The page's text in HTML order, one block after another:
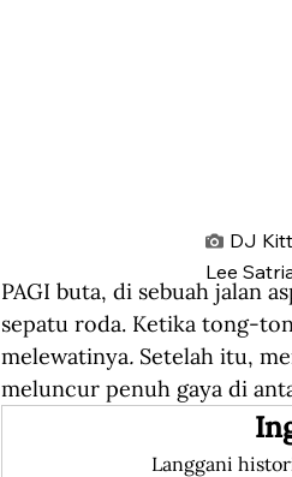
DJ
Lee
PAGI buta, di sebuah jalan
sepatu roda. Ketika tong-
melewatinya. Setelah itu,
meluncur penuh gaya di
Langgani